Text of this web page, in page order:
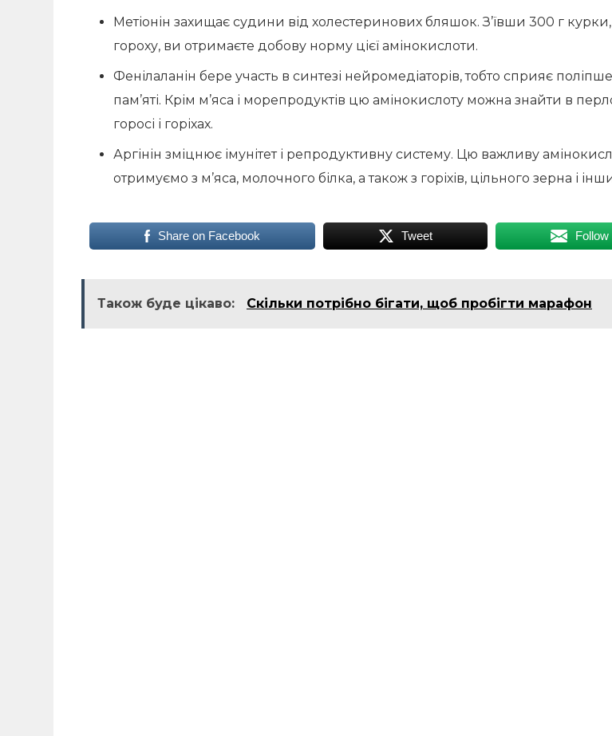
Метіонін захищає судини від холестеринових бляшок. З’ївши 300 г курки,
гороху, ви отримаєте добову норму цієї амінокислоти.
Фенілаланін бере участь в синтезі нейромедіаторів, тобто сприяє
пам’яті. Крім м’яса і морепродуктів цю амінокислоту можна знайти в
горосі і горіхах.
Аргінін зміцнює імунітет і репродуктивну систему. Цю важливу
отримуємо з м’яса, молочного білка, а також з горіхів, цільного зерна і
Share on Facebook Tweet Follow
Також буде цікаво: Скільки потрібно бігати, щоб пробігти марафон